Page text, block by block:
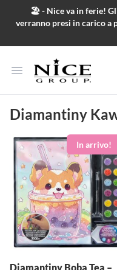
Salta al contenuto
🏖️ - Nice va in ferie!
verranno presi in carico a
Apri menu
Diamantiny
Diamantiny Boba Tea –